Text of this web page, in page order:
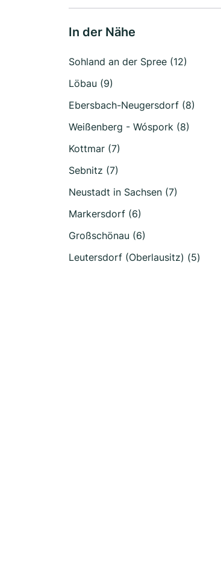
In der Nähe
Sohland an der Spree (12)
Löbau (9)
Ebersbach-Neugersdorf (8)
Weißenberg - Wóspork (8)
Kottmar (7)
Sebnitz (7)
Neustadt in Sachsen (7)
Markersdorf (6)
Großschönau (6)
Leutersdorf (Oberlausitz) (5)